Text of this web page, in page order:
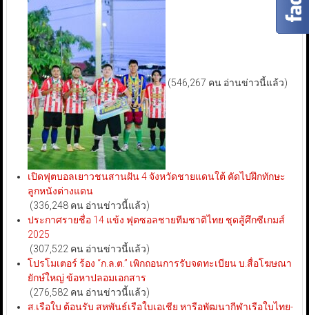
(546,267 คน อ่านข่าวนี้แล้ว)
เปิดฟุตบอลเยาวชนสานฝัน 4 จังหวัดชายแดนใต้ คัดไปฝึกทักษะ
ลูกหนังต่างแดน
(336,248 คน อ่านข่าวนี้แล้ว)
ประกาศรายชื่อ 14 แข้ง ฟุตซอลชายทีมชาติไทย ชุดสู้ศึกซีเกมส์
2025
(307,522 คน อ่านข่าวนี้แล้ว)
โปรโมเตอร์ ร้อง “ก.ล.ต.” เพิกถอนการรับจดทะเบียน บ.สื่อโฆษณา
ยักษ์ใหญ่ ข้อหาปลอมเอกสาร
(276,582 คน อ่านข่าวนี้แล้ว)
ส.เรือใบ ต้อนรับ สหพันธ์เรือใบเอเชีย หารือพัฒนากีฬาเรือใบไทย-